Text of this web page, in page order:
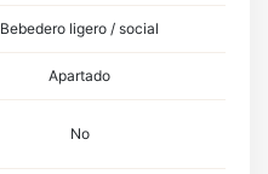
Bebedero ligero / social
Apartado
No